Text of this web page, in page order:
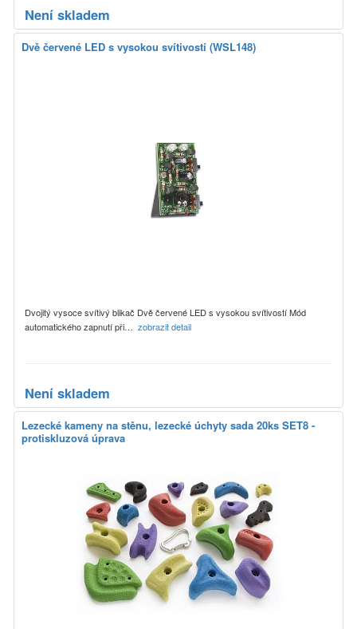
Není skladem
Dvě červené LED s vysokou svítivostí (WSL148)
Dvojitý vysoce svítivý blikač Dvě červené LED s vysokou svítivostí Mód
automatického zapnutí při… zobrazit detail
Není skladem
Lezecké kameny na stěnu, lezecké úchyty sada 20ks SET8 -
protiskluzová úprava